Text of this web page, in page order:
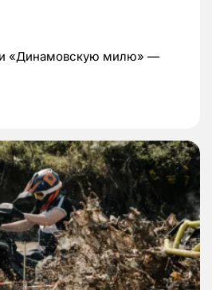
«Динамовскую милю» —